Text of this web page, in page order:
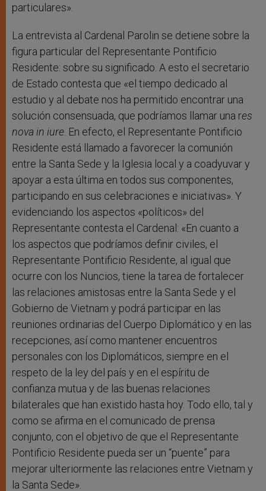
particulares».
La entrevista al Cardenal Parolin se detiene sobre la
figura particular del Representante Pontificio
Residente: sobre su significado. A esto el secretario
de Estado contesta que «el tiempo dedicado al
estudio y al debate nos ha permitido encontrar una
solución consensuada, que podríamos llamar una res
nova in iure . En efecto, el Representante Pontificio
Residente está llamado a favorecer la comunión
entre la Santa Sede y la Iglesia local y a coadyuvar y
apoyar a esta última en todos sus componentes,
participando en sus celebraciones e iniciativas». Y
evidenciando los aspectos «políticos» del
Representante contesta el Cardenal: «En cuanto a
los aspectos que podríamos definir civiles, el
Representante Pontificio Residente, al igual que
ocurre con los Nuncios, tiene la tarea de fortalecer
las relaciones amistosas entre la Santa Sede y el
Gobierno de Vietnam y podrá participar en las
reuniones ordinarias del Cuerpo Diplomático y en las
recepciones, así como mantener encuentros
personales con los Diplomáticos, siempre en el
respeto de la ley del país y en el espíritu de
confianza mutua y de las buenas relaciones
bilaterales que han existido hasta hoy. Todo ello, tal y
como se afirma en el comunicado de prensa
conjunto, con el objetivo de que el Representante
Pontificio Residente pueda ser un “puente” para
mejorar ulteriormente las relaciones entre Vietnam y
la Santa Sede».